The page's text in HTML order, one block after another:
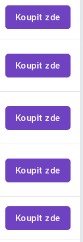
Koupit zde
Koupit zde
Koupit zde
Koupit zde
Koupit zde